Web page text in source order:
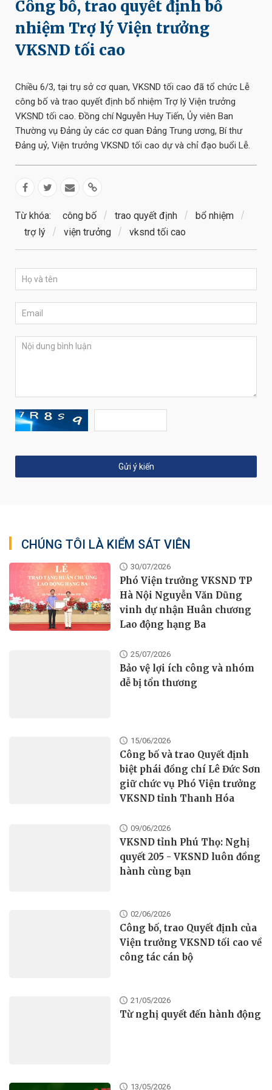
Công bố, trao quyết định bổ
nhiệm Trợ lý Viện trưởng
VKSND tối cao
Chiều 6/3, tại trụ sở cơ quan, VKSND tối cao đã tổ chức Lễ
công bố và trao quyết định bổ nhiệm Trợ lý Viện trưởng
VKSND tối cao. Đồng chí Nguyễn Huy Tiến, Ủy viên Ban
Thường vụ Đảng ủy các cơ quan Đảng Trung ương, Bí thư
Đảng uỷ, Viện trưởng VKSND tối cao dự và chỉ đạo buổi Lễ.
Từ khóa: công bố trao quyết định
bổ nhiệm
trợ lý
viện trưởng vksnd tối cao
CHÚNG TÔI LÀ KIỂM SÁT VIÊN
30/07/2026
Phó Viện trưởng VKSND TP
Hà Nội Nguyễn Văn Dũng
vinh dự nhận Huân chương
Lao động hạng Ba
25/07/2026
Bảo vệ lợi ích công và nhóm
dễ bị tổn thương
15/06/2026
Công bố và trao Quyết định
biệt phái đồng chí Lê Đức Sơn
giữ chức vụ Phó Viện trưởng
VKSND tỉnh Thanh Hóa
09/06/2026
VKSND tỉnh Phú Thọ: Nghị
quyết 205 - VKSND luôn đồng
hành cùng bạn
02/06/2026
Công bố, trao Quyết định của
Viện trưởng VKSND tối cao về
công tác cán bộ
21/05/2026
Từ nghị quyết đến hành động
13/05/2026